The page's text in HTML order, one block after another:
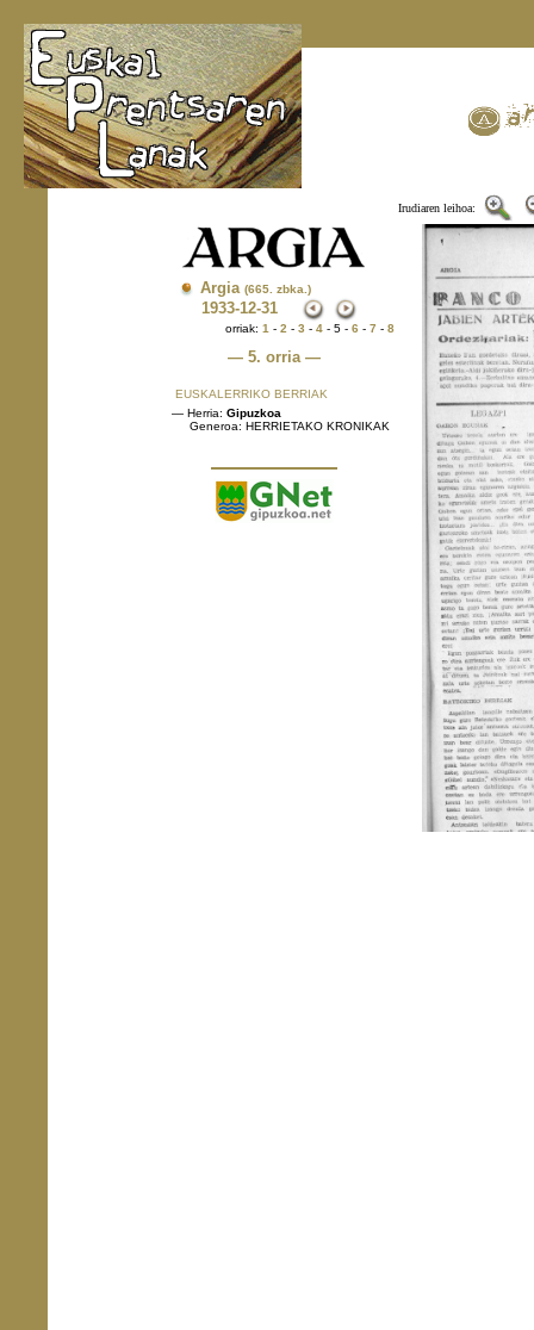
Irudiaren leihoa:
Argia (665. zbka.)
1933-12-31
orriak: 1 - 2 - 3 - 4 - 5 - 6 - 7 - 8
— 5. orria —
EUSKALERRIKO BERRIAK
— Herria: Gipuzkoa
Generoa: HERRIETAKO KRONIKAK